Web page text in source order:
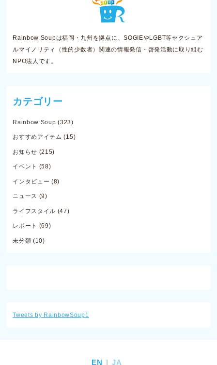
Rainbow Soupは福岡・九州を拠点に、SOGIEやLGBT等セクシュア
ルマイノリティ（性的少数者）関連の情報発信・啓発活動に取り組む
NPO法人です。
カテゴリー
Rainbow Soup (323)
おすすめアイテム (15)
お知らせ (215)
イベント (58)
インタビュー (8)
ニュース (9)
ライフスタイル (47)
レポート (69)
未分類 (10)
Tweets by RainbowSoup1
EN JA